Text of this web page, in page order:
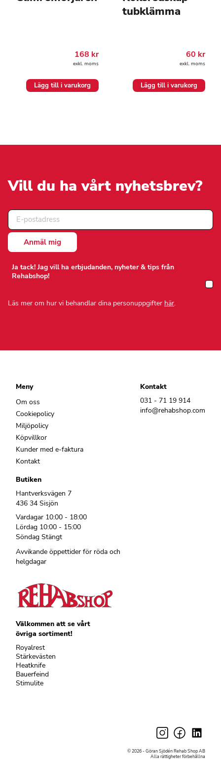
168 kr
exkl. moms
Lägg till i varukorg
tubklämma
60 kr
exkl. moms
Lägg till i varukorg
Vill du ha vårt nyhetsbrev?
Ja tack! Jag vill ha erbjudanden, nyheter & tips från
Rehabshop!
Läs mer om hur vi behandlar dina personuppgifter här.
Meny
Om oss
Cookiepolicy
Miljöpolicy
Köpvillkor
Kunder med e-faktura
Kontakt
Kontakt
031 - 71 19 914
info@rehabshop.com
Butiken
Hantverksvägen 7
436 34 Sisjön
Vardagar 10:00 - 18:00
Lördag 10:00 - 15:00
Söndag Stängt
Avvikande öppettider för röda och
helgdagar
Välkommen att se vårt
övriga sortiment!
Royalrest
Stärkevästen
Heatknife
Bauerfeind
Stimulite
© 2026 - Göran Sjödén Rehab Shop AB
Alla rättigheter förbehållna